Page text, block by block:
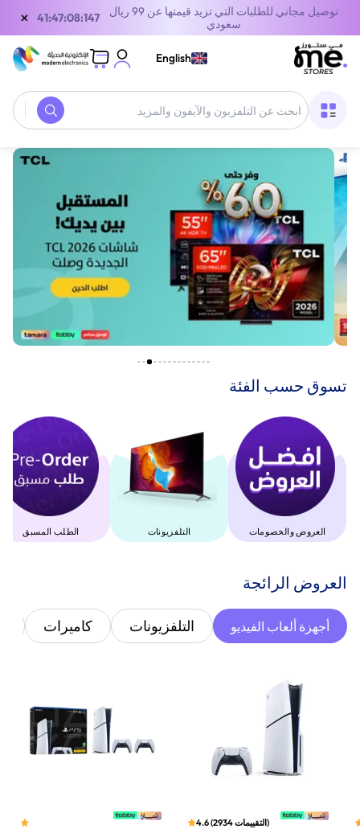
توصيل مجاني للطلبات التي تزيد قيمتها عن 99 ريال
سعودي
40:47:08:147
×
English
‫تسوق حسب الفئة‬
العروض والخصومات التلفزيونات الطلب المسبق
‫العروض الرائجة‬
أجهزة ألعاب الفيديو التلفزيونات كاميرات
4.6(2934التقييمات